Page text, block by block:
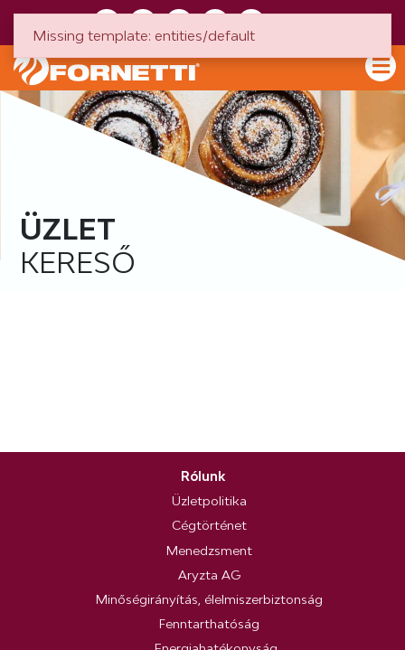
ÜZLET
KERESŐ
Rólunk
Üzletpolitika
Cégtörténet
Menedzsment
Aryzta AG
Minőségirányítás, élelmiszerbiztonság
Fenntarthatóság
Missing template: entities/default